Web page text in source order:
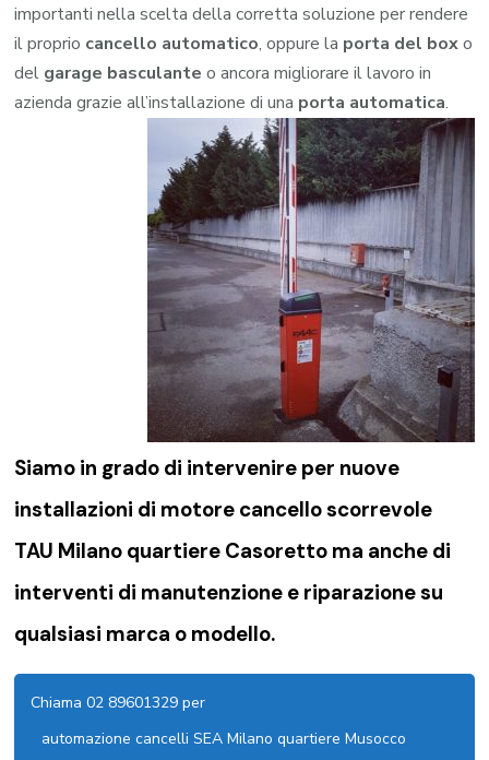
importanti nella scelta della corretta soluzione per rendere
il proprio cancello automatico, oppure la porta del boxo
del garage basculante o ancora migliorare il lavoro in
azienda grazie all’installazione di una porta automatica.
Siamo in grado di intervenire per nuove
installazioni di motore cancello scorrevole
TAU Milano quartiere Casoretto ma anche di
interventi di manutenzione e riparazione su
qualsiasi marca o modello.
Chiama 02 89601329 per
automazione cancelli SEA Milano quartiere Musocco